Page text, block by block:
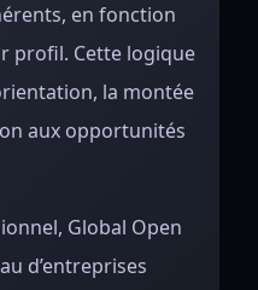
en fonction
profil. Cette logique
la montée
aux opportunités
Global Open
d’entreprises